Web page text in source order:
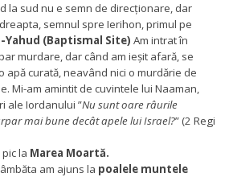
la sud nu e semn de direcționare, dar
semnul spre Ierihon, primul pe
Yahud (Baptismal Site) Am intrat în
murdare, dar când am ieșit afară, se
apă curată, neavând nici o murdărie de
Mi-am amintit de cuvintele lui Naaman,
ale Iordanului ”Nu sunt oare râurile
mai bune decât apele lui Israel?” (2 Regi
la Marea Moartă.
am ajuns la poalele muntele